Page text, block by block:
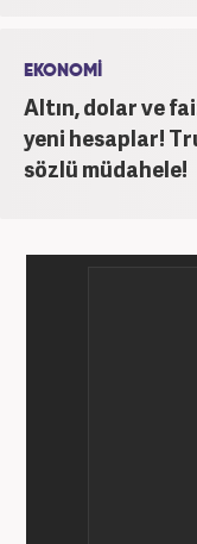
EKONOMİ
Altın, dolar ve
yeni hesaplar!
sözlü müdahele!